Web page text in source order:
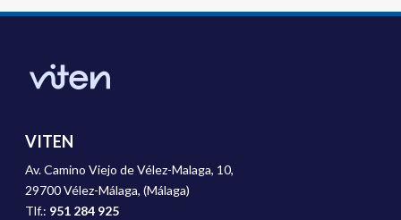
VITEN
Av. Camino Viejo de Vélez-Malaga, 10,
29700 Vélez-Málaga, (Málaga)
Tlf.: 951 284 925